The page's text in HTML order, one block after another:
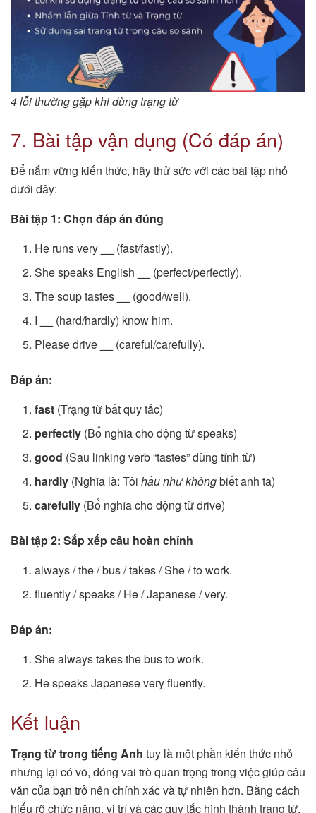
4 lỗi thường gặp khi dùng trạng từ
7. Bài tập vận dụng (Có đáp án)
Để nắm vững kiến thức, hãy thử sức với các bài tập nhỏ
dưới đây:
Bài tập 1: Chọn đáp án đúng
He runs very
(fast/fastly).
She speaks English
(perfect/perfectly).
The soup tastes
(good/well).
I
(hard/hardly) know him.
Please drive
(careful/carefully).
Đáp án:
fast (Trạng từ bất quy tắc)
perfectly (Bổ nghĩa cho động từ speaks)
good (Sau linking verb “tastes” dùng tính từ)
hardly (Nghĩa là: Tôihầu như khôngbiết anh ta)
carefully (Bổ nghĩa cho động từ drive)
Bài tập 2: Sắp xếp câu hoàn chỉnh
always / the / bus / takes / She / to work.
fluently / speaks / He / Japanese / very.
Đáp án:
She always takes the bus to work.
He speaks Japanese very fluently.
Kết luận
Trạng từ trong tiếng Anh tuy là một phần kiến thức nhỏ
nhưng lại có võ, đóng vai trò quan trọng trong việc giúp câu
văn của bạn trở nên chính xác và tự nhiên hơn. Bằng cách
hiểu rõ chức năng, vị trí và các quy tắc hình thành trạng từ,